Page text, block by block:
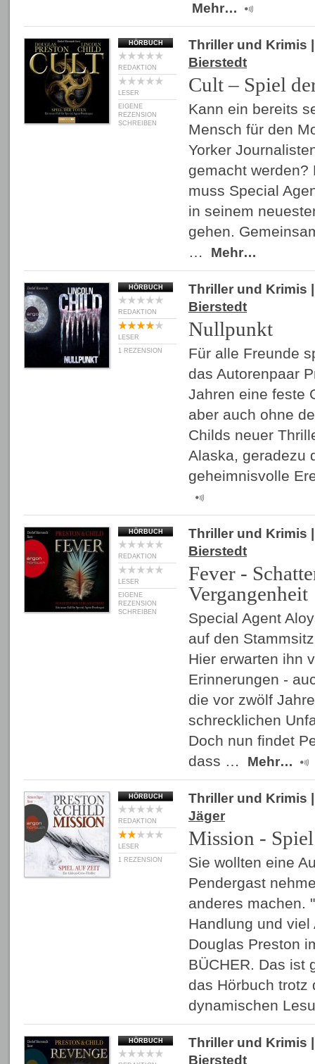
Mehr…
HÖRBUCH
REDAKTION
LESER
EIGENE
REZENSION
SCHREIBEN
Thriller und Krimis
Bierstedt
Cult – Spiel
Kann ein bereits
Mensch für den
Yorker
gemacht werden?
muss Special
in seinem
gehen.
…
Mehr…
HÖRBUCH
REDAKTION
LESER
1 REZENSION
Thriller und Krimis
Bierstedt
Nullpunkt
Für alle Freunde
das Autorenpaar
Jahren eine feste
aber auch ohne
Childs neuer
Alaska, geradezu
geheimnisvolle
HÖRBUCH
REDAKTION
LESER
EIGENE
REZENSION
SCHREIBEN
Thriller und Krimis
Bierstedt
Fever -
Vergangenheit
Special Agent
auf den
Hier erwarten ihn
Erinnerungen -
die vor zwölf
schrecklichen
Doch nun findet
dass …
Mehr…
HÖRBUCH
REDAKTION
LESER
1 REZENSION
Thriller und Krimis
Jäger
Mission -
Sie wollten eine
Pendergast
anderes machen.
Handlung und viel
Douglas Preston
BÜCHER. Das ist
das Hörbuch trotz
dynamischen
HÖRBUCH Thriller und Krimis
Bierstedt